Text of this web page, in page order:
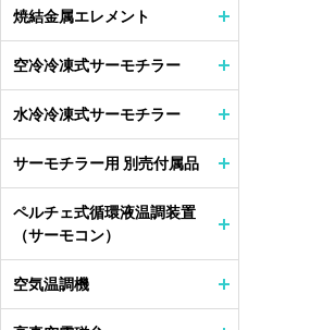
焼結金属エレメント
空冷冷凍式サーモチラー
水冷冷凍式サーモチラー
サーモチラー用 別売付属品
ペルチェ式循環液温調装置
（サーモコン）
空気温調機